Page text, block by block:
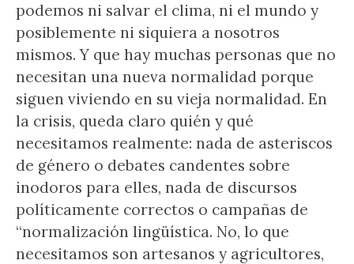
podemos ni salvar el clima, ni el mundo y
posiblemente ni siquiera a nosotros
mismos. Y que hay muchas personas que no
necesitan una nueva normalidad porque
siguen viviendo en su vieja normalidad. En
la crisis, queda claro quién y qué
necesitamos realmente: nada de asteriscos
de género o debates candentes sobre
inodoros para elles, nada de discursos
políticamente correctos o campañas de
“normalización lingüística. No, lo que
necesitamos son artesanos y agricultores,